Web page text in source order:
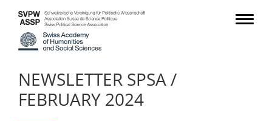
NEWSLETTER SPSA /
FEBRUARY 2024